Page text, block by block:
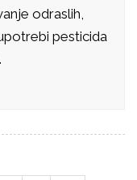
odraslih,
pesticida